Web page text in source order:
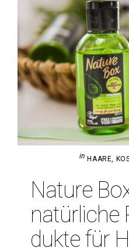
in HAARE,
Nature
natür­liche
dukte für